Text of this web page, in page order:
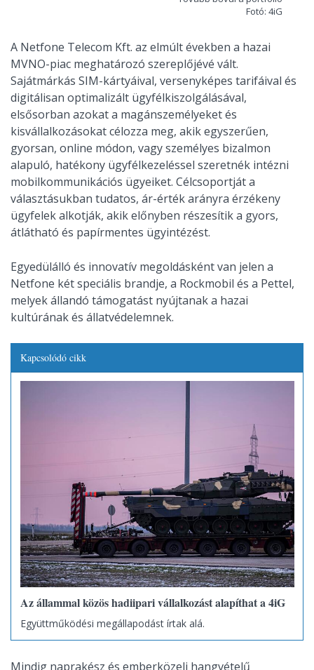
Fotó: 4iG
A Netfone Telecom Kft. az elmúlt években a hazai
MVNO-piac meghatározó szereplőjévé vált.
Sajátmárkás SIM-kártyáival, versenyképes tarifáival és
digitálisan optimalizált ügyfélkiszolgálásával,
elsősorban azokat a magánszemélyeket és
kisvállalkozásokat célozza meg, akik egyszerűen,
gyorsan, online módon, vagy személyes bizalmon
alapuló, hatékony ügyfélkezeléssel szeretnék intézni
mobilkommunikációs ügyeiket. Célcsoportját a
választásukban tudatos, ár-érték arányra érzékeny
ügyfelek alkotják, akik előnyben részesítik a gyors,
átlátható és papírmentes ügyintézést.
Egyedülálló és innovatív megoldásként van jelen a
Netfone két speciális brandje, a Rockmobil és a Pettel,
melyek állandó támogatást nyújtanak a hazai
kultúrának és állatvédelemnek.
Kapcsolódó cikk
Az állammal közös hadiipari vállalkozást alapíthat a 4iG
Együttműködési megállapodást írtak alá.
Mindig naprakész és emberközeli hangvételű